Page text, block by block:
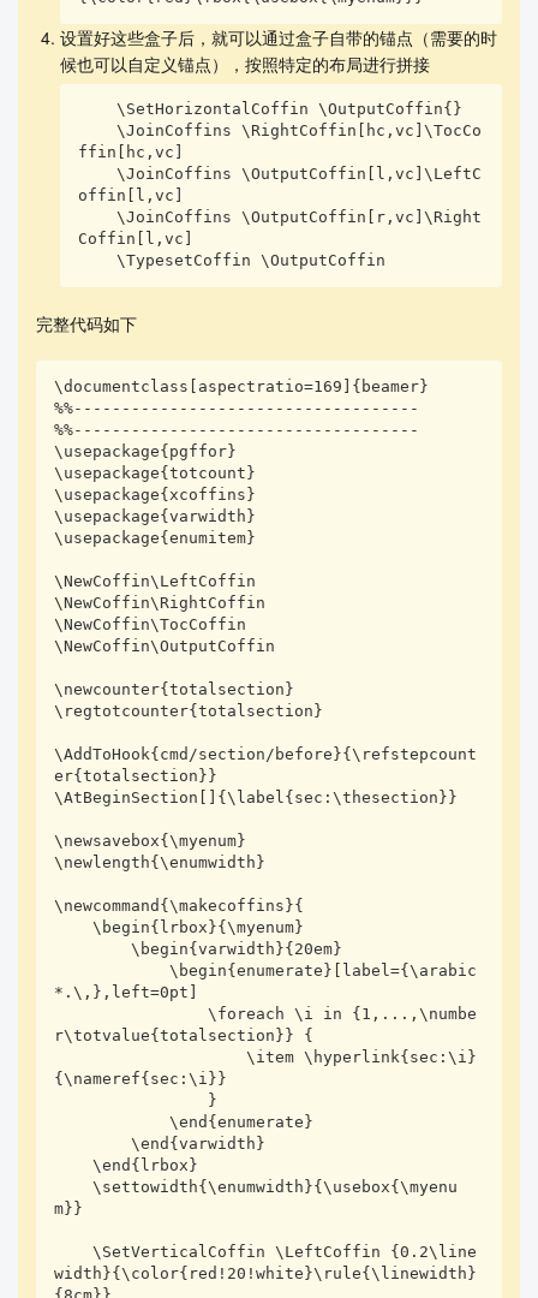
\frame{
    \drawmwehelplines
    \contentsname
\section{section section section section section
section section section section section one}
\frame{\frametitle{section one}some text}
\section{section two}
设置好这些盒子后，就可以通过盒子自带的锚点（需要的时
候也可以自定义锚点），按照特定的布局进行拼接
ffin[hc,vc]
offin[l,vc]
Coffin[l,vc]
    \TypesetCoffin \OutputCoffin
完整代码如下
\documentclass[aspectratio=169]{beamer}
%%------------------------------------
%%------------------------------------
\usepackage{pgffor}
\usepackage{totcount}
\usepackage{xcoffins}
\usepackage{varwidth}
\usepackage{enumitem}
\NewCoffin\LeftCoffin
\NewCoffin\RightCoffin
\NewCoffin\TocCoffin
\NewCoffin\OutputCoffin
\newcounter{totalsection}
\regtotcounter{totalsection}
\AddToHook{cmd/section/before}{\refstepcount
er{totalsection}}
\AtBeginSection[]{\label{sec:\thesection}}
\newsavebox{\myenum}
\newlength{\enumwidth}
\newcommand{\makecoffins}{
    \begin{lrbox}{\myenum}
        \begin{varwidth}{20em}
            \begin{enumerate}[label={\arabic
*.\,},left=0pt]
                \foreach \i in {1,...,\numbe
r\totvalue{totalsection}} {
                    \item \hyperlink{sec:\i}
{\nameref{sec:\i}}
            \end{enumerate}
        \end{varwidth}
    \end{lrbox}
    \settowidth{\enumwidth}{\usebox{\myenu
m}}
    \SetVerticalCoffin \LeftCoffin {0.2\line
width}{\color{red!20!white}\rule{\linewidth}
{8cm}}